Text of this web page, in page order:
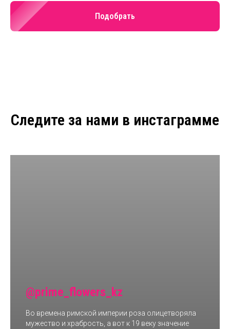
Подобрать
Следите за нами в инстаграмме
@prime_flowers_kz
Во времена римской империи роза олицетворяла
мужество и храбрость, а вот к 19 веку значение